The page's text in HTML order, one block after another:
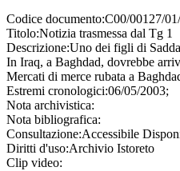
Codice documento:C00/00127/
Titolo:Notizia trasmessa dal Tg 1
Descrizione:Uno dei figli di
In Iraq, a Baghdad, dovrebbe
Mercati di merce rubata a
Estremi cronologici:06/05/2003;
Nota archivistica:
Nota bibliografica:
Consultazione:Accessibile
Diritti d'uso:Archivio Istoreto
Clip video: